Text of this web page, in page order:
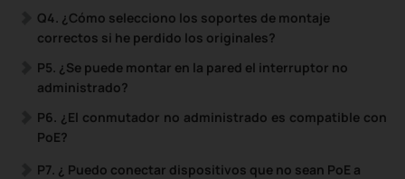
Q4. ¿Cómo selecciono los soportes de montaje
correctos si he perdido los originales?
P5. ¿Se puede montar en la pared el interruptor no
administrado?
P6. ¿El conmutador no administrado es compatible con
PoE?
P7. ¿ Puedo conectar dispositivos que no sean PoE a